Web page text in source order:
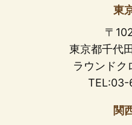
東
〒
東京都千代
ラウンドク
TEL:03-
関